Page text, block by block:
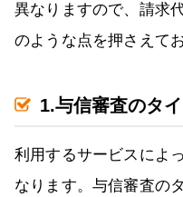
異なりますので、請求
のような点を押さえて
1.与信審査のタ
利用するサービスによ
なります。与信審査の